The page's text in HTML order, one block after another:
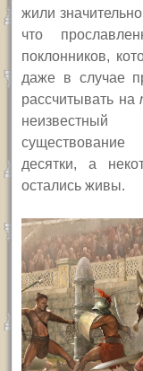
жили
что
поклонников,
даже в случае
рассчитывать на
десятки, а
остались живы.